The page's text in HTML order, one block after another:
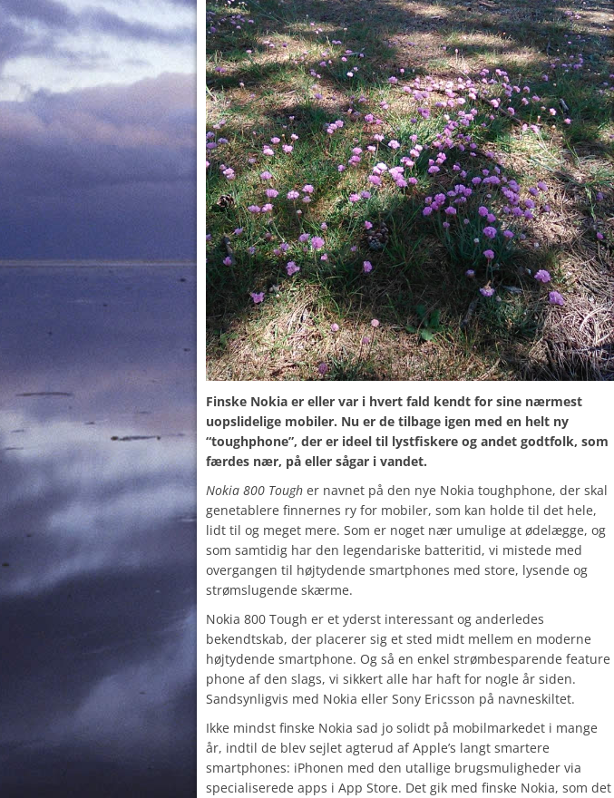
Finske Nokia er eller var i hvert fald kendt for sine nærmest
uopslidelige mobiler. Nu er de tilbage igen med en helt ny
“toughphone”, der er ideel til lystfiskere og andet godtfolk, som
færdes nær, på eller sågar i vandet.
Nokia 800 Tough er navnet på den nye Nokia toughphone, der skal
genetablere finnernes ry for mobiler, som kan holde til det hele,
lidt til og meget mere. Som er noget nær umulige at ødelægge, og
som samtidig har den legendariske batteritid, vi mistede med
overgangen til højtydende smartphones med store, lysende og
strømslugende skærme.
Nokia 800 Tough er et yderst interessant og anderledes
bekendtskab, der placerer sig et sted midt mellem en moderne
højtydende smartphone. Og så en enkel strømbesparende feature
phone af den slags, vi sikkert alle har haft for nogle år siden.
Sandsynligvis med Nokia eller Sony Ericsson på navneskiltet.
Ikke mindst finske Nokia sad jo solidt på mobilmarkedet i mange
år, indtil de blev sejlet agterud af Apple’s langt smartere
smartphones: iPhonen med den utallige brugsmuligheder via
specialiserede apps i App Store. Det gik med finske Nokia, som det